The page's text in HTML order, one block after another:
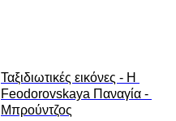
Ταξιδιωτικές εικόνες - Η
Feodorovskaya Παναγία -
Μπρούντζος